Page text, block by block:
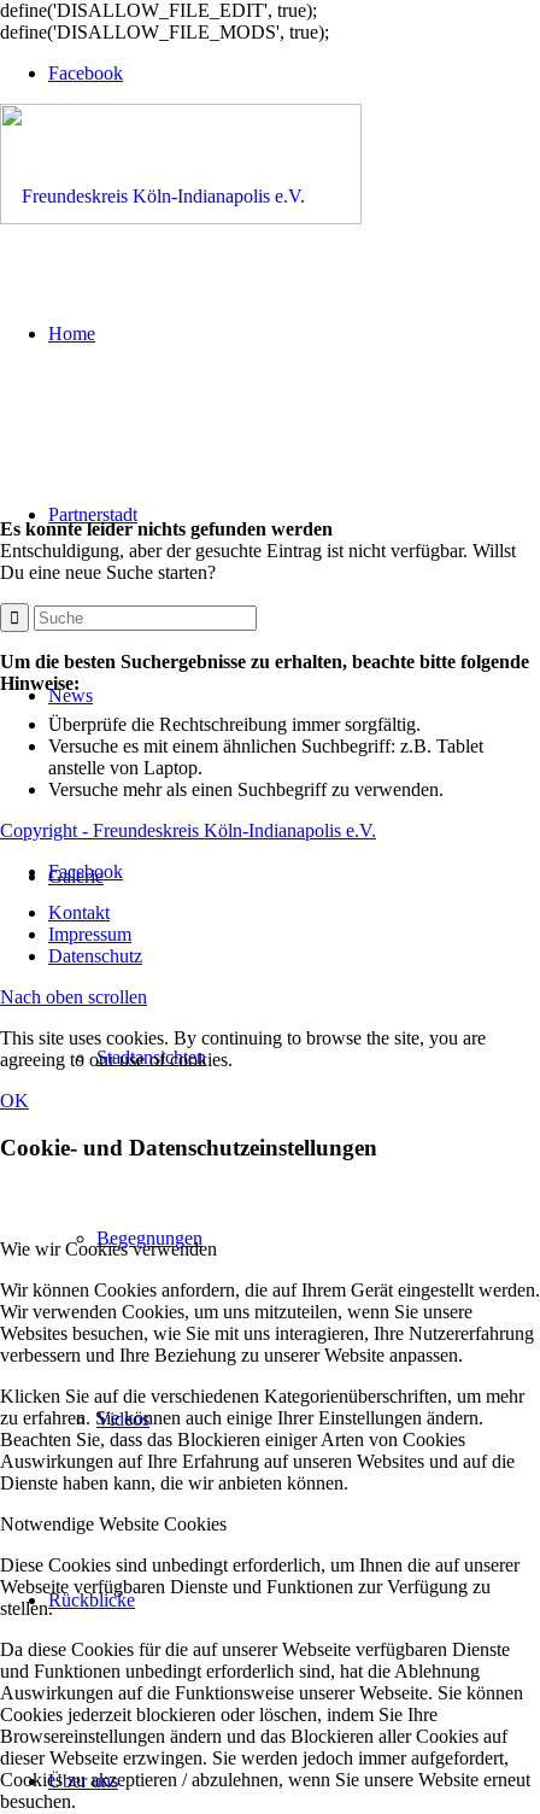
define('DISALLOW_FILE_EDIT', true);
define('DISALLOW_FILE_MODS', true);
Facebook
Home
Partnerstadt
News
Galerie
Stadtansichten
Begegnungen
Videos
Rückblicke
Über uns
Es konnte leider nichts gefunden werden
Entschuldigung, aber der gesuchte Eintrag ist nicht verfügbar. Willst
Du eine neue Suche starten?
Um die besten Suchergebnisse zu erhalten, beachte bitte folgende
Hinweise:
Überprüfe die Rechtschreibung immer sorgfältig.
Versuche es mit einem ähnlichen Suchbegriff: z.B. Tablet
anstelle von Laptop.
Versuche mehr als einen Suchbegriff zu verwenden.
Copyright - Freundeskreis Köln-Indianapolis e.V.
Facebook
Kontakt
Impressum
Datenschutz
Nach oben scrollen
This site uses cookies. By continuing to browse the site, you are
agreeing to our use of cookies.
OK
Cookie- und Datenschutzeinstellungen
Wie wir Cookies verwenden
Wir können Cookies anfordern, die auf Ihrem Gerät eingestellt werden.
Wir verwenden Cookies, um uns mitzuteilen, wenn Sie unsere
Websites besuchen, wie Sie mit uns interagieren, Ihre Nutzererfahrung
verbessern und Ihre Beziehung zu unserer Website anpassen.
Klicken Sie auf die verschiedenen Kategorienüberschriften, um mehr
zu erfahren. Sie können auch einige Ihrer Einstellungen ändern.
Beachten Sie, dass das Blockieren einiger Arten von Cookies
Auswirkungen auf Ihre Erfahrung auf unseren Websites und auf die
Dienste haben kann, die wir anbieten können.
Notwendige Website Cookies
Diese Cookies sind unbedingt erforderlich, um Ihnen die auf unserer
Webseite verfügbaren Dienste und Funktionen zur Verfügung zu
stellen.
Da diese Cookies für die auf unserer Webseite verfügbaren Dienste
und Funktionen unbedingt erforderlich sind, hat die Ablehnung
Auswirkungen auf die Funktionsweise unserer Webseite. Sie können
Cookies jederzeit blockieren oder löschen, indem Sie Ihre
Browsereinstellungen ändern und das Blockieren aller Cookies auf
dieser Webseite erzwingen. Sie werden jedoch immer aufgefordert,
Cookies zu akzeptieren / abzulehnen, wenn Sie unsere Website erneut
besuchen.